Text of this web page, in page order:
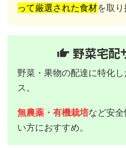
って厳選された食材を取り
野菜宅配
野菜・果物の配達に特化
ス。
無農薬・有機栽培など安
い方におすすめ。